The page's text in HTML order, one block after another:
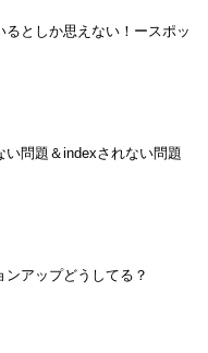
としか思えない！ースポッ
い問題＆indexされない問題
アップどうしてる？